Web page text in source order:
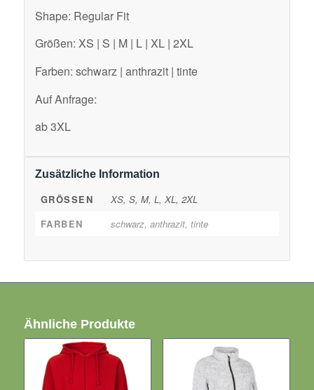
Shape: Regular Fit
Größen: XS | S | M | L | XL | 2XL
Farben: schwarz | anthrazit | tinte
Auf Anfrage:
ab 3XL
Zusätzliche Information
GRÖSSEN
XS, S, M, L, XL, 2XL
FARBEN
schwarz, anthrazit, tinte
Ähnliche Produkte